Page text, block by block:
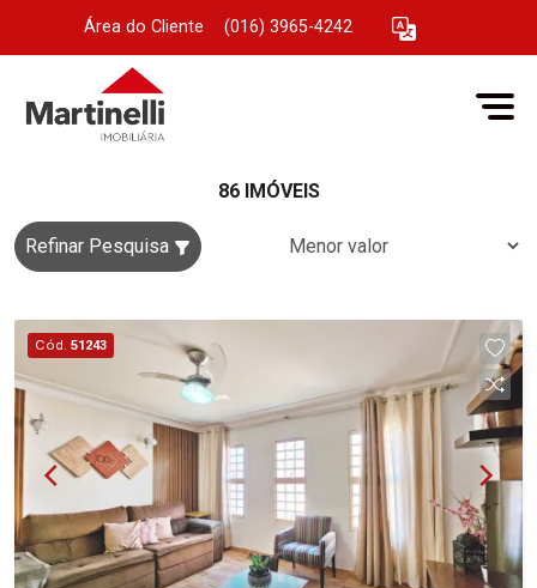
Área do Cliente (016) 3965-4242
86 IMÓVEIS
Refinar Pesquisa
Cód. 51243